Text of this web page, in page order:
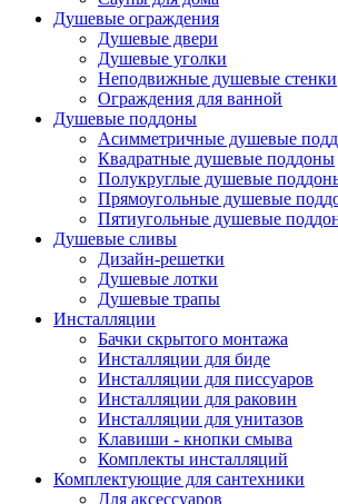
Душевые ограждения
Душевые двери
Душевые уголки
Неподвижные душевые стенки
Ограждения для ванной
Душевые поддоны
Асимметричные душевые
Квадратные душевые поддоны
Полукруглые душевые
Прямоугольные душевые
Пятиугольные душевые
Душевые сливы
Дизайн-решетки
Душевые лотки
Душевые трапы
Инсталляции
Бачки скрытого монтажа
Инсталляции для биде
Инсталляции для писсуаров
Инсталляции для раковин
Инсталляции для унитазов
Клавиши - кнопки смыва
Комплекты инсталляций
Комплектующие для сантехники
Для аксессуаров